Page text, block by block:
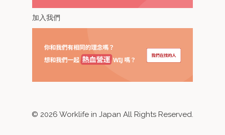
加入我們
© 2026 Worklife in Japan All Rights Reserved.